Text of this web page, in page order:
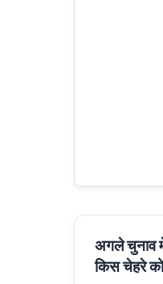
अगले चुनाव
किस चेहरे